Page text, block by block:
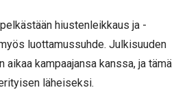
hiustenleikkaus ja -
luottamussuhde. Julkisuuden
kampaajansa kanssa, ja tämä
läheiseksi.